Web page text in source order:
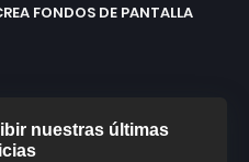
FONDOS DE PANTALLA
nuestras últimas